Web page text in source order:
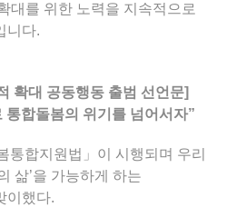
대를 위한 노력을 지속적으로
니다.
확대 공동행동 출범 선언문]
통합돌봄의 위기를 넘어서자”
통합지원법」이 시행되며 우리
삶’을 가능하게 하는
이했다.